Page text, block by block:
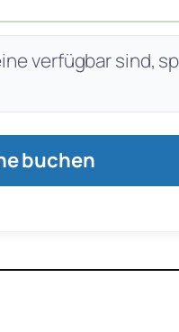
verfügbar sind,
buchen